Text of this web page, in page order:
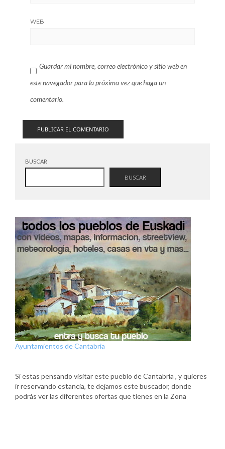
WEB
Guardar mi nombre, correo electrónico y sitio web en
este navegador para la próxima vez que haga un
comentario.
BUSCAR
BUSCAR
Ayuntamientos de Cantabria
Si estas pensando visitar este pueblo de Cantabria , y quieres
ir reservando estancia, te dejamos este buscador, donde
podrás ver las diferentes ofertas que tienes en la Zona